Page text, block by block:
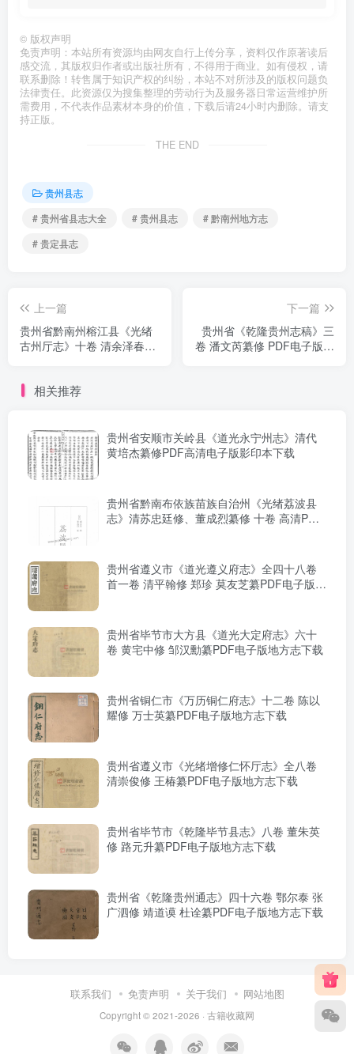
© 版权声明
免责声明：本站所有资源均由网友自行上传分享，资料仅作原著读后
感交流，其版权归作者或出版社所有，不得用于商业。如有侵权，请
联系删除！转售属于知识产权的纠纷，本站不对所涉及的版权问题负
法律责任。此资源仅为搜集整理的劳动行为及服务器日常运营维护所
需费用，不代表作品素材本身的价值，下载后请24小时内删除。请支
持正版。
THE END
贵州县志
# 贵州省县志大全
# 贵州县志
# 黔南州地方志
# 贵定县志
上一篇
贵州省黔南州榕江县《光绪
古州厅志》十卷 清余泽春修
下一篇
贵州省《乾隆贵州志稿》三
卷 潘文芮纂修 PDF电子版地
相关推荐
贵州省安顺市关岭县《道光永宁州志》清代
黄培杰纂修PDF高清电子版影印本下载
贵州省黔南布依族苗族自治州《光绪荔波县
志》清苏忠廷修、董成烈纂修 十卷 高清PDF
贵州省遵义市《道光遵义府志》全四十八卷
首一卷 清平翰修 郑珍 莫友芝纂PDF电子版地
贵州省毕节市大方县《道光大定府志》六十
卷 黄宅中修 邹汉勳纂PDF电子版地方志下载
贵州省铜仁市《万历铜仁府志》十二卷 陈以
耀修 万士英纂PDF电子版地方志下载
贵州省遵义市《光绪增修仁怀厅志》全八卷
清崇俊修 王椿纂PDF电子版地方志下载
贵州省毕节市《乾隆毕节县志》八卷 董朱英
修 路元升纂PDF电子版地方志下载
贵州省《乾隆贵州通志》四十六卷 鄂尔泰 张
广泗修 靖道谟 杜诠纂PDF电子版地方志下载
联系我们 免责声明 关于我们 网站地图
Copyright © 2021-2026 · 古籍收藏网